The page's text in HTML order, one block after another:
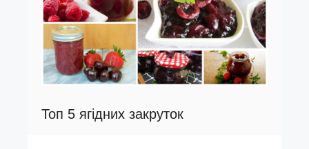
Топ 5 ягідних закруток